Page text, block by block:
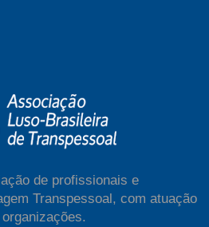
de profissionais e
Transpessoal, com atuação